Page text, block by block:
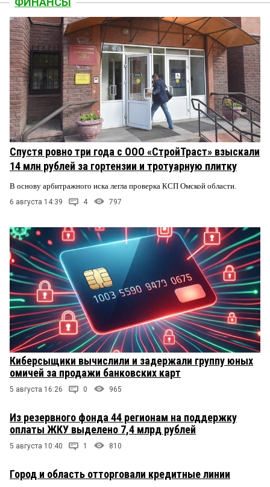
Спустя ровно три года с ООО «СтройТраст» взыскали
14 млн рублей за гортензии и тротуарную плитку
В основу арбитражного иска легла проверка КСП Омской области.
6 августа 14:39 4 797
Киберсыщики вычислили и задержали группу юных
омичей за продажи банковских карт
5 августа 16:26 0 965
Из резервного фонда 44 регионам на поддержку
оплаты ЖКУ выделено 7,4 млрд рублей
5 августа 10:40 1 810
Город и область отторговали кредитные линии